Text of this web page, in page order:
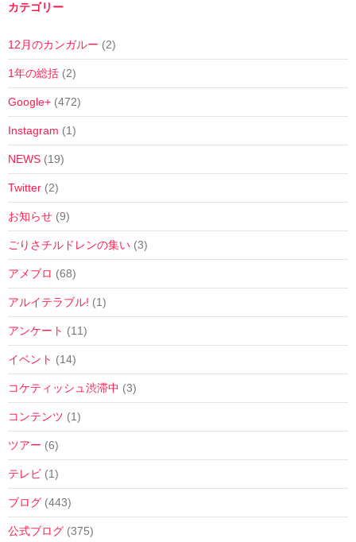
カテゴリー
12月のカンガルー (2)
1年の総括 (2)
Google+ (472)
Instagram (1)
NEWS (19)
Twitter (2)
お知らせ (9)
ごりさチルドレンの集い (3)
アメブロ (68)
アルイテラブル! (1)
アンケート (11)
イベント (14)
コケティッシュ渋滞中 (3)
コンテンツ (1)
ツアー (6)
テレビ (1)
ブログ (443)
公式ブログ (375)